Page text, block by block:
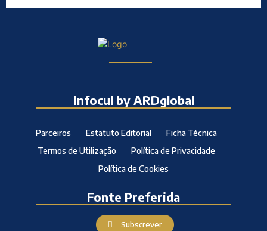
Infocul by ARDglobal
Parceiros Estatuto Editorial
Ficha Técnica
Termos de Utilização
Política de Privacidade
Política de Cookies
Fonte Preferida
Subscrever